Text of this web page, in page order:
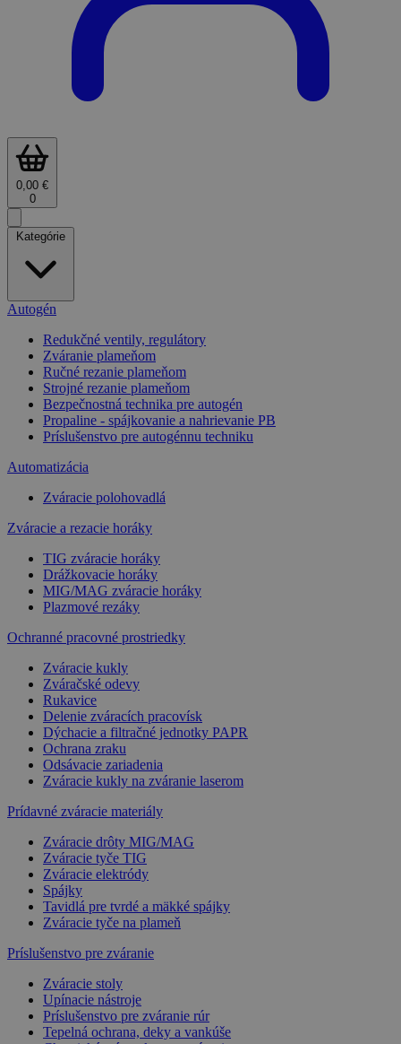
0,00 €
0
Kategórie
Autogén
Redukčné ventily, regulátory
Zváranie plameňom
Ručné rezanie plameňom
Strojné rezanie plameňom
Bezpečnostná technika pre autogén
Propaline - spájkovanie a nahrievanie PB
Príslušenstvo pre autogénnu techniku
Automatizácia
Zváracie polohovadlá
Zváracie a rezacie horáky
TIG zváracie horáky
Drážkovacie horáky
MIG/MAG zváracie horáky
Plazmové rezáky
Ochranné pracovné prostriedky
Zváracie kukly
Zváračské odevy
Rukavice
Delenie zváracích pracovísk
Dýchacie a filtračné jednotky PAPR
Ochrana zraku
Odsávacie zariadenia
Zváracie kukly na zváranie laserom
Prídavné zváracie materiály
Zváracie drôty MIG/MAG
Zváracie tyče TIG
Zváracie elektródy
Spájky
Tavidlá pre tvrdé a mäkké spájky
Zváracie tyče na plameň
Príslušenstvo pre zváranie
Zváracie stoly
Upínacie nástroje
Príslušenstvo pre zváranie rúr
Tepelná ochrana, deky a vankúše